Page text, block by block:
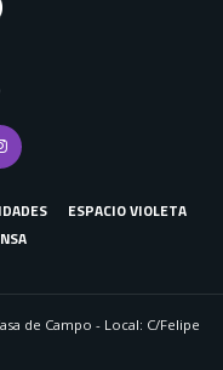
ESPACIO VIOLETA
de Campo - Local: C/Felipe